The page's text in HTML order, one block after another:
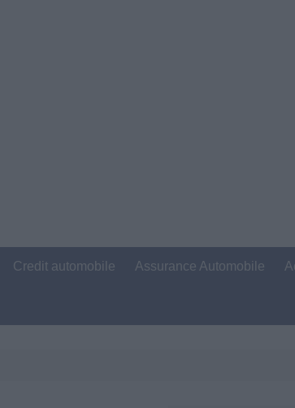
Credit automobile Assurance Automobile